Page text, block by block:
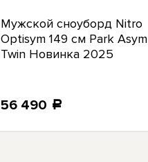
Мужской сноуборд Nitro
Optisym 149 см Park Asym
Twin Новинка 2025
56 490 a